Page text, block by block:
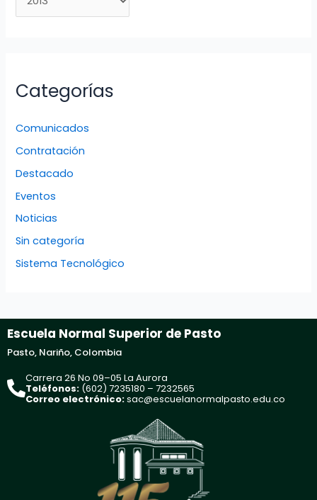
Categorías
Comunicados
Contratación
Destacado
Eventos
Noticias
Sin categoría
Sistema Tecnológico
Escuela Normal Superior de Pasto
Pasto, Nariño, Colombia
Carrera 26 No 09–05 La Aurora
Teléfonos: (602) 7235180 – 7232565
Correo electrónico:sac@escuelanormalpasto.edu.co